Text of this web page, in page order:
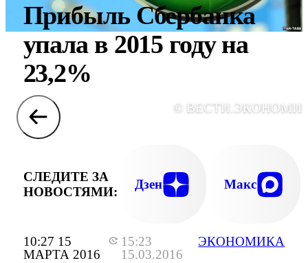
10:27 15
МАРТА 2016
15:23
15.03.2016
ЭКОНОМИКА
Прибыль Сбербанка
упала в 2015 году на
23,2%
©
СЛЕДИТЕ ЗА
НОВОСТЯМИ:
Дзен Макс